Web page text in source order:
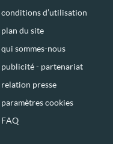
conditions d’utilisation
plan du site
qui sommes-nous
publicité - partenariat
relation presse
paramètres cookies
FAQ